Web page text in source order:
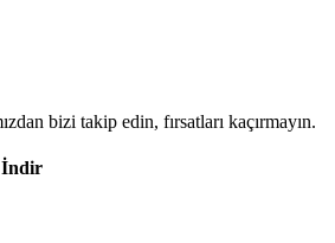
bizi takip edin, fırsatları kaçırmayın.
İndir